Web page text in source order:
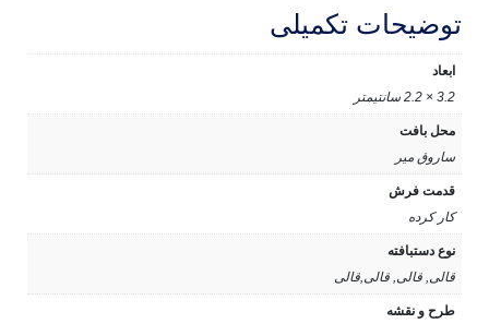
توضیحات تکمیلی
ابعاد
3.2 × 2.2 سانتیمتر
محل بافت
ساروق میر
قدمت فرش
کار کرده
نوع دستبافته
قالی, قالی, قالی,قالی
طرح و نقشه